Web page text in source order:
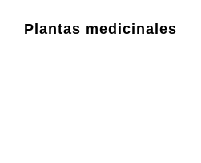
Plantas medicinales